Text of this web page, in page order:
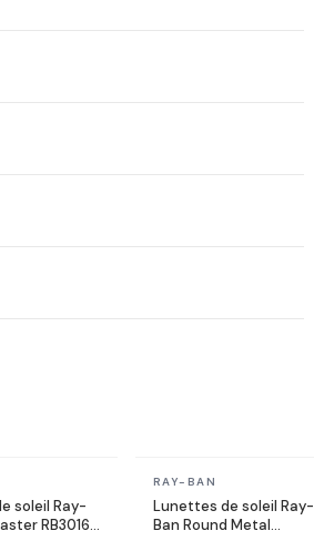
soleil Ray-
RB3016
En stock
RAY-BAN
Lunettes de soleil Ray-
Ban Round Metal